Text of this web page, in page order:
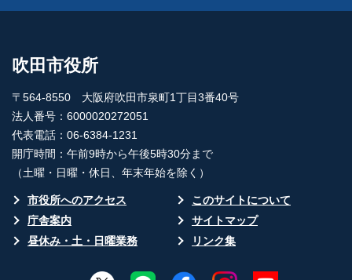
吹田市役所
〒564-8550 大阪府吹田市泉町1丁目3番40号
法人番号：6000020272051
代表電話：06-6384-1231
開庁時間：午前9時から午後5時30分まで
（土曜・日曜・休日、年末年始を除く）
市役所へのアクセス
このサイトについて
庁舎案内
サイトマップ
昼休み・土・日曜業務
リンク集